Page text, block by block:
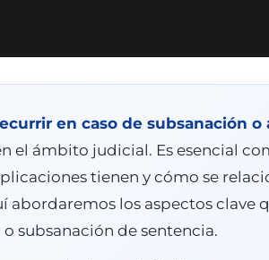
en caso de subsanación
el ámbito judicial. Es esencial
tienen y cómo se
abordaremos los aspectos clave
subsanación de sentencia.